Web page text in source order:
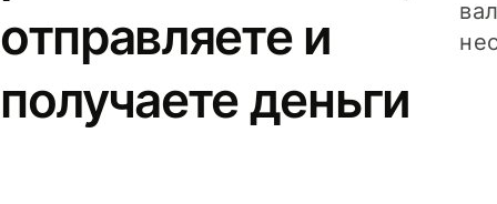
отправляете и
получаете деньги